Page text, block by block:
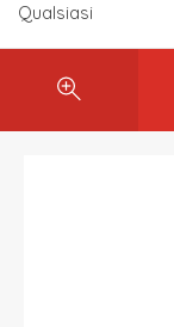
Qualsiasi